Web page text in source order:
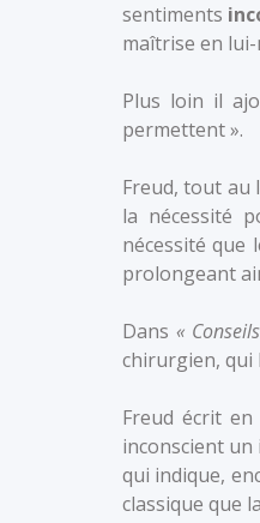
sentiments
maîtrise en lui-
Plus loin il
permettent ».
Freud, tout au
la nécessité
nécessité que
prolongeant
Dans«
chirurgien, qui
Freud écrit
inconscient un
qui indique,
classique que